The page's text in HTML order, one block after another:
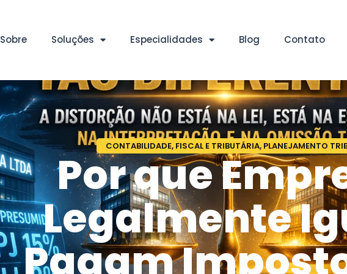
Sobre Soluções Especialidades Blog Contato
CONTABILIDADE, FISCAL E TRIBUTÁRIA, PLANEJAMENTO
Por que
Legalmente
Pagam